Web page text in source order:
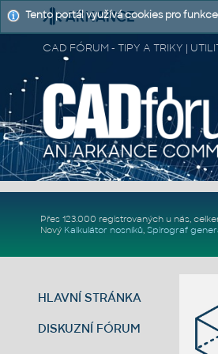
CAD FÓRUM - TIPY A TRIKY |
Přes 123.000 registrovaných u nás,
Nový Kalkulátor nosníků, Spirograf
HLAVNÍ STRÁNKA
DISKUZNÍ FÓRUM
Tento portál využívá cookies pro